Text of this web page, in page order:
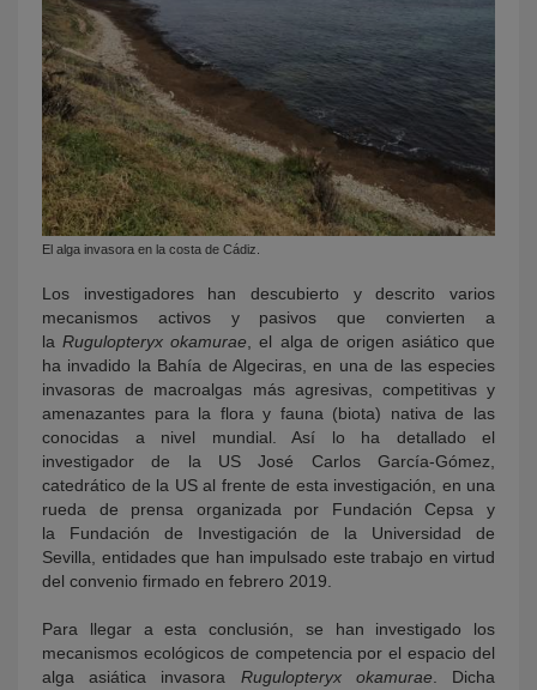
El alga invasora en la costa de Cádiz.
Los investigadores han descubierto y descrito varios
mecanismos activos y pasivos que convierten a
laRugulopteryx okamurae , el alga de origen asiático que
ha invadido la Bahía de Algeciras, en una de las especies
invasoras de macroalgas más agresivas, competitivas y
amenazantes para la flora y fauna (biota) nativa de las
conocidas a nivel mundial. Así lo ha detallado el
investigador de la US José Carlos García-Gómez,
catedrático de la US al frente de esta investigación, en una
rueda de prensa organizada por Fundación Cepsa y
la Fundación de Investigación de la Universidad de
Sevilla, entidades que han impulsado este trabajo en virtud
del convenio firmado en febrero 2019.
Para llegar a esta conclusión, se han investigado los
mecanismos ecológicos de competencia por el espacio del
alga asiática invasora Rugulopteryx okamurae . Dicha